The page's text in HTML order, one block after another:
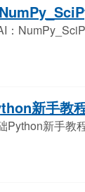
：
新手教
Python新手教